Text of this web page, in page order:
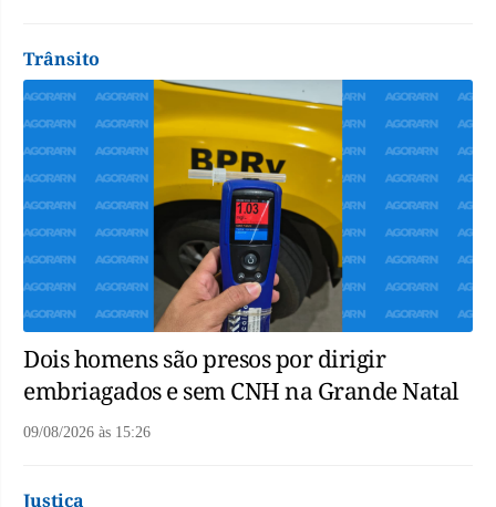
Trânsito
Dois homens são presos por dirigir
embriagados e sem CNH na Grande Natal
09/08/2026 às 15:26
Justiça